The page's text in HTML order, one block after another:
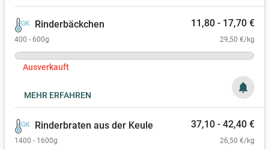
Rinderbäckchen 11,80 - 17,70 €
400 - 600g 29,50 €/kg
Ausverkauft
notifications
MEHR ERFAHREN
Rinderbraten aus der Keule 37,10 - 42,40 €
1400 - 1600g 26,50 €/kg